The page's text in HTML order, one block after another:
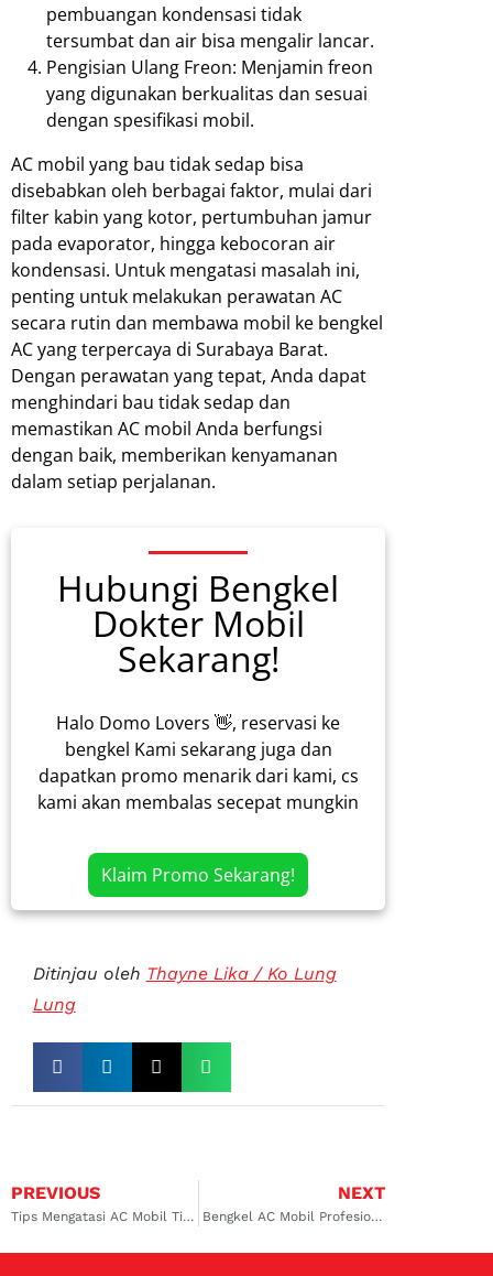
pembuangan kondensasi tidak
tersumbat dan air bisa mengalir lancar.
Pengisian Ulang Freon: Menjamin freon
yang digunakan berkualitas dan sesuai
dengan spesifikasi mobil.
AC mobil yang bau tidak sedap bisa
disebabkan oleh berbagai faktor, mulai dari
filter kabin yang kotor, pertumbuhan jamur
pada evaporator, hingga kebocoran air
kondensasi. Untuk mengatasi masalah ini,
penting untuk melakukan perawatan AC
secara rutin dan membawa mobil ke bengkel
AC yang terpercaya di Surabaya Barat.
Dengan perawatan yang tepat, Anda dapat
menghindari bau tidak sedap dan
memastikan AC mobil Anda berfungsi
dengan baik, memberikan kenyamanan
dalam setiap perjalanan.
Hubungi Bengkel
Dokter Mobil
Sekarang!
Halo Domo Lovers 👋, reservasi ke
bengkel Kami sekarang juga dan
dapatkan promo menarik dari kami, cs
kami akan membalas secepat mungkin
Klaim Promo Sekarang!
Ditinjau oleh Thayne Lika / Ko Lung
Lung
PREVIOUS
Tips Mengatasi AC Mobil Tidak Dingin Koja dan Rawamangun dengan Tepat dan Cermat
NEXT
Bengkel AC Mobil Profesional yang Harus Anda Kunjungi di Surabaya Barat